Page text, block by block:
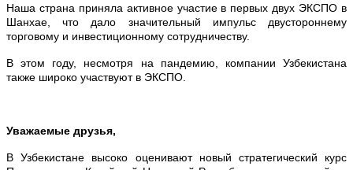
Наша страна приняла активное участие в первых двух ЭКСПО в
Шанхае, что дало значительный импульс двустороннему
торговому и инвестиционному сотрудничеству.
В этом году, несмотря на пандемию, компании Узбекистана
также широко участвуют в ЭКСПО.
Уважаемые друзья,
В Узбекистане высоко оценивают новый стратегический курс